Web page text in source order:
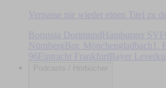
Verpasse nie wieder einen Titel zu
Borussia DortmundHamburger SV
Nürnberg Bor. Mönchengladbach 1.
96Eintracht Frankfurt Bayer
Podcasts / Hörbücher